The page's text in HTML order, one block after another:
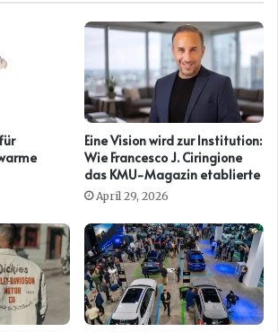
Eine Vision wird zur Institution:
Wie Francesco J. Ciringione
das KMU-Magazin etablierte
April 29, 2026